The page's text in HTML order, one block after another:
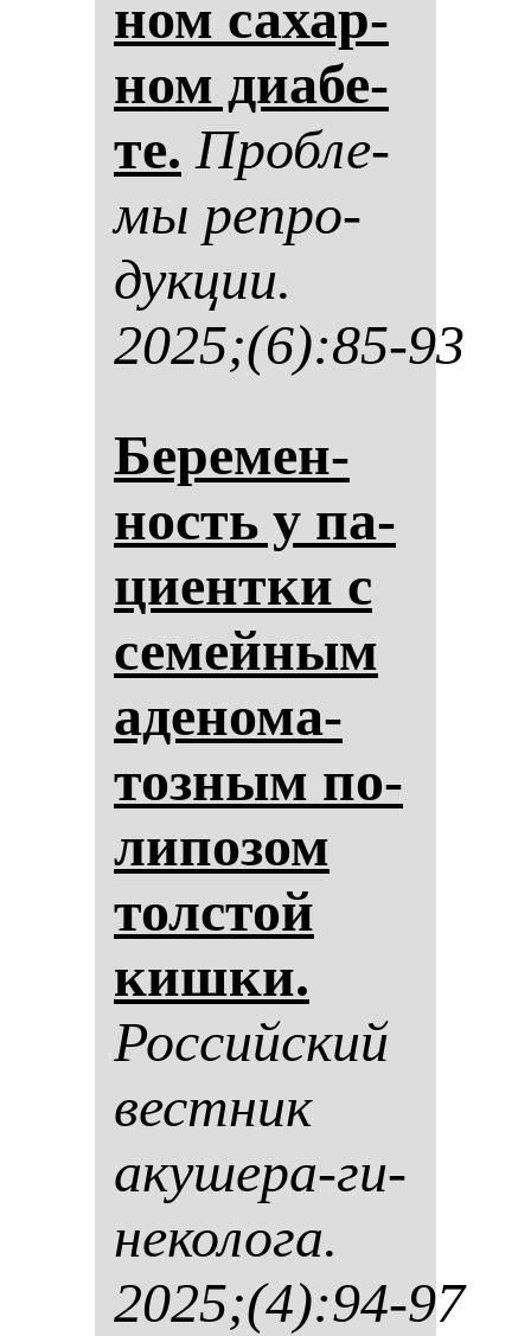
ном са­хар­
ном ди­абе­
те. Проб­ле­
мы реп­ро­
дук­ции.
2025;(6):85-93
Бе­ре­мен­
ность у па­
ци­ен­тки с
се­мей­ным
аде­но­ма­
тоз­ным по­
ли­по­зом
тол­стой
киш­ки.
Рос­сий­ский
вес­тник
аку­ше­ра-ги­
не­ко­ло­га.
2025;(4):94-97